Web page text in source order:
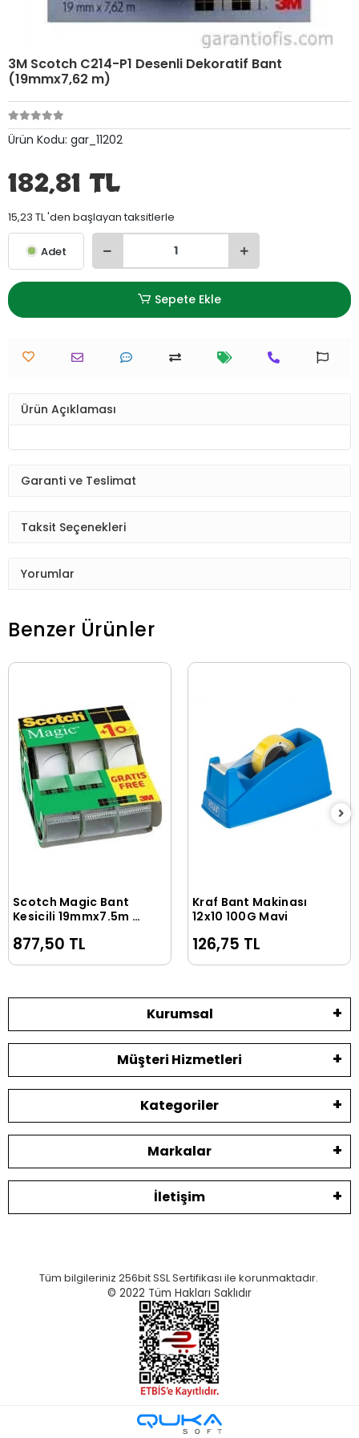
3M Scotch C214-P1 Desenli Dekoratif Bant
(19mmx7,62 m)
Ürün Kodu: gar_11202
182,81 TL
15,23 TL 'den başlayan taksitlerle
Adet
Sepete Ekle
Ürün Açıklaması
Garanti ve Teslimat
Taksit Seçenekleri
Yorumlar
Benzer Ürünler
Sepete Ekle
Scotch Magic Bant
Kesicili 19mmx7.5m 3
877,50 TL
Sepete Ekle
Kraf Bant Makinası
12x10 100G Mavi
126,75 TL
Kurumsal
Müşteri Hizmetleri
Kategoriler
Markalar
İletişim
Tüm bilgileriniz 256bit SSL Sertifikası ile korunmaktadır.
© 2022 Tüm Hakları Saklıdır